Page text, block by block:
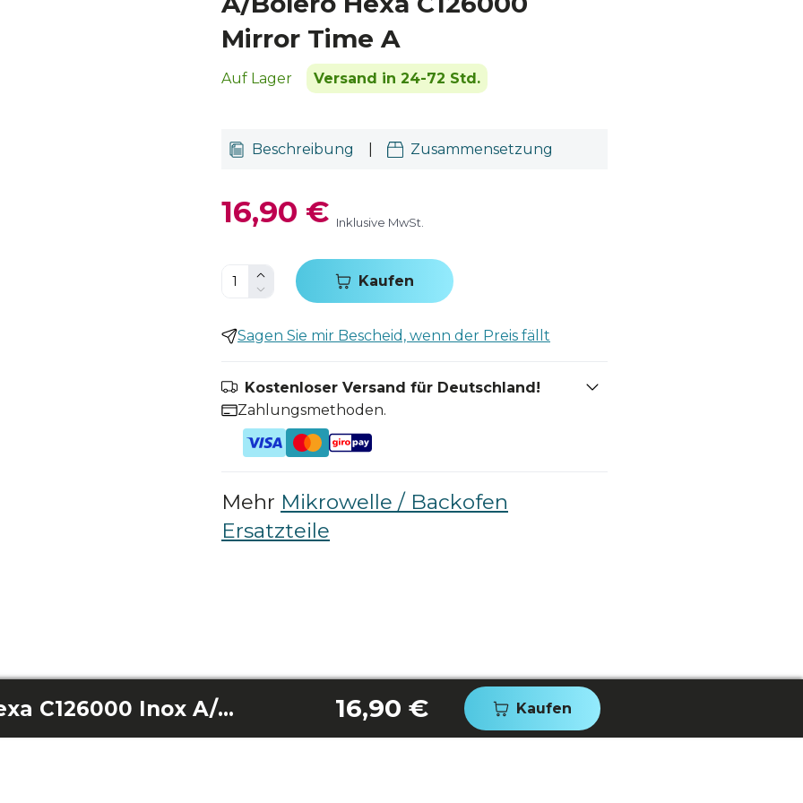
Mirror Time A
Auf Lager Versand in 24-72 Std.
Beschreibung Zusammensetzung
16,90 € Inklusive MwSt.
Kaufen
Sagen Sie mir Bescheid, wenn der Preis fällt
Kostenloser Versand für Deutschland!
Zahlungsmethoden.
Mehr Mikrowelle / Backofen
Ersatzteile
Wählrad Bolero Hexa C126000 Inox A/Bolero Hexa C126000 Inox Line A/Bolero Hexa C126000 Mirror A/Bolero Hexa C126000 Mirror Time A 16,90 € Kaufen